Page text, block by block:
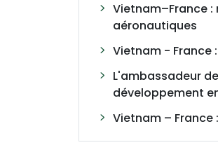
Vietnam–France
aéronautiques
Vietnam -
L'ambassadeur
développement
Vietnam –